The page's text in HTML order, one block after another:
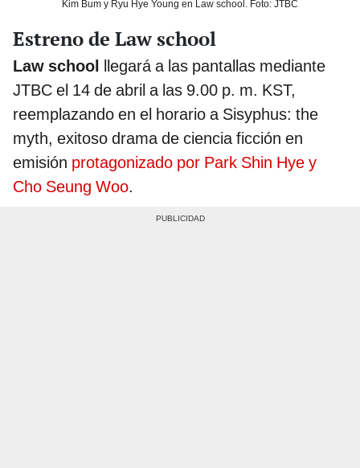
Kim Bum y Ryu Hye Young en Law school. Foto: JTBC
Estreno de Law school
Law school llegará a las pantallas mediante
JTBC el 14 de abril a las 9.00 p. m. KST,
reemplazando en el horario a Sisyphus: the
myth, exitoso drama de ciencia ficción en
emisión protagonizado por Park Shin Hye y
Cho Seung Woo.